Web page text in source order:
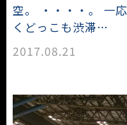
空。 ・・・・。 一
くどっこも渋滞…
2017.08.21